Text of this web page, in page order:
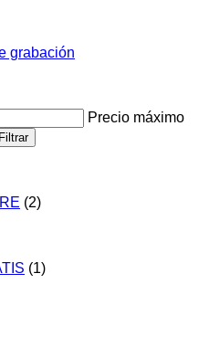
grabación
Precio máximo
Filtrar
(2)
(1)